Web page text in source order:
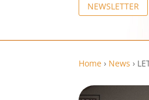
NEWSLETTER
Home › News ›